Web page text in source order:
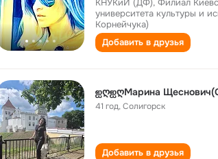
КНУКиИ (ДФ), Филиал
университета культуры и
Корнейчука)
Добавить в друзья
ஐღஐღМарина
41 год,Солигорск
Добавить в друзья